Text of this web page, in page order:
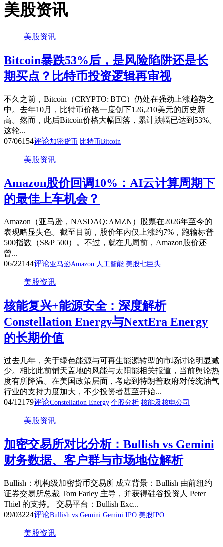
美股资讯
美股资讯
Bitcoin暴跌53%后，是风险陷阱还是长
期买点？比特币投资逻辑再审视
不久之前，Bitcoin（CRYPTO: BTC）仍处在强劲上涨趋势之
中。去年10月，比特币价格一度创下126,210美元的历史新
高。然而，此后Bitcoin价格大幅回落，累计跌幅已达到53%。
这轮...
07/06154评论加密货币 比特币Bitcoin
美股资讯
Amazon股价回调10%：AI云计算周期下
的最佳上车机会？
Amazon（亚马逊，NASDAQ: AMZN）股票在2026年至今的
表现略显失色。截至目前，股价年内仅上涨约7%，跑输标普
500指数（S&P 500）。不过，就在几周前，Amazon股价还
曾...
06/22144评论亚马逊Amazon 人工智能 美股七巨头
美股资讯
核能复兴+能源安全：深度解析
Constellation Energy与NextEra Energy
的长期价值
过去几年，关于绿色能源与可再生能源转型的市场讨论明显减
少。相比此前铺天盖地的风能与太阳能相关报道，当前舆论热
度有所降温。在美国政策层面，考虑到特朗普政府对传统油气
行业的支持力度加大，不少投资者甚至开始...
04/12179评论Constellation Energy 个股分析 核能及核电公司
美股资讯
加密交易所对比分析：Bullish vs Gemini
财务数据、客户群与市场地位解析
Bullish：机构级加密货币交易所 成立背景：Bullish 由前纽约
证券交易所总裁 Tom Farley 主导，并获得硅谷投资人 Peter
Thiel 的支持。 交易平台：Bullish Exc...
09/03224评论Bullish vs Gemini Gemini IPO 美股IPO
美股资讯